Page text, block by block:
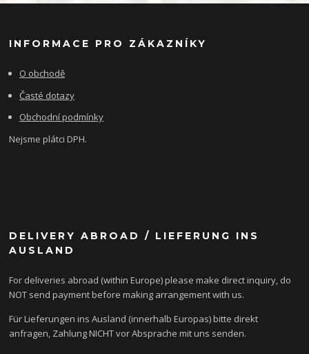
INFORMACE PRO ZÁKAZNÍKY
O obchodě
Časté dotazy
Obchodní podmínky
Nejsme plátci DPH.
DELIVERY ABROAD / LIEFERUNG INS
AUSLAND
For deliveries abroad (within Europe) please make direct inquiry, do
NOT send payment before making arrangement with us.
Für Lieferungen ins Ausland (innerhalb Europas) bitte direkt
anfragen, Zahlung NICHT vor Absprache mit uns senden.